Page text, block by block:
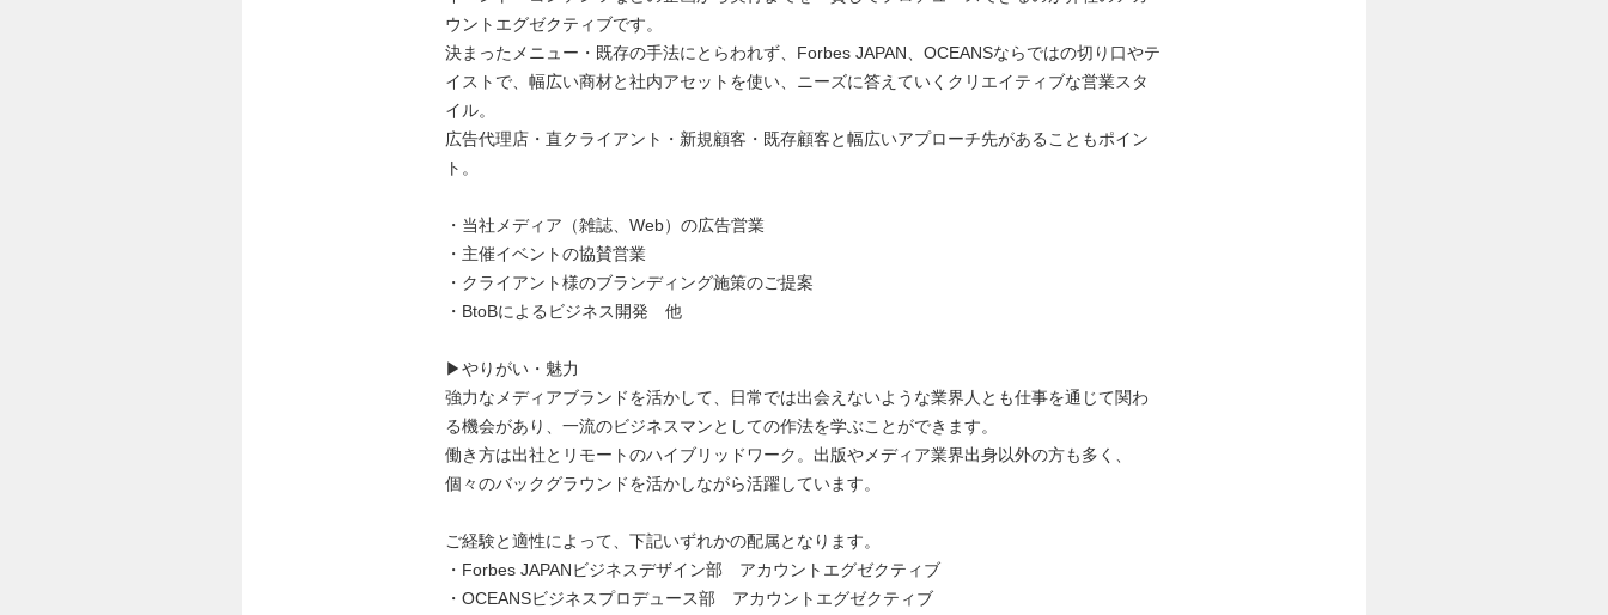
ウントエグゼクティブです。
決まったメニュー・既存の手法にとらわれず、Forbes JAPAN、OCEANSならではの切り口やテ
イストで、幅広い商材と社内アセットを使い、ニーズに答えていくクリエイティブな営業スタ
イル。
広告代理店・直クライアント・新規顧客・既存顧客と幅広いアプローチ先があることもポイン
ト。
・当社メディア（雑誌、Web）の広告営業
・主催イベントの協賛営業
・クライアント様のブランディング施策のご提案
・BtoBによるビジネス開発 他
▶︎やりがい・魅力
強力なメディアブランドを活かして、日常では出会えないような業界人とも仕事を通じて関わ
る機会があり、一流のビジネスマンとしての作法を学ぶことができます。
働き方は出社とリモートのハイブリッドワーク。出版やメディア業界出身以外の方も多く、
個々のバックグラウンドを活かしながら活躍しています。
ご経験と適性によって、下記いずれかの配属となります。
・Forbes JAPANビジネスデザイン部 アカウントエグゼクティブ
・OCEANSビジネスプロデュース部 アカウントエグゼクティブ